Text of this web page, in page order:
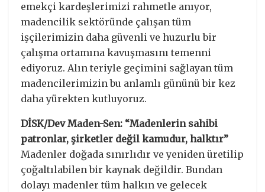
emekçi kardeşlerimizi rahmetle anıyor,
madencilik sektöründe çalışan tüm
işçilerimizin daha güvenli ve huzurlu bir
çalışma ortamına kavuşmasını temenni
ediyoruz. Alın teriyle geçimini sağlayan tüm
madencilerimizin bu anlamlı gününü bir kez
daha yürekten kutluyoruz.
DİSK/Dev Maden-Sen: “Madenlerin sahibi
patronlar, şirketler değil kamudur, halktır”
Madenler doğada sınırlıdır ve yeniden üretilip
çoğaltılabilen bir kaynak değildir. Bundan
dolayı madenler tüm halkın ve gelecek